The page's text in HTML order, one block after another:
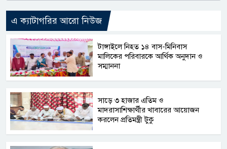
এ ক্যাটাগরির আরো নিউজ
টাঙ্গাইলে নিহত ১৪ বাস-মিনিবাস
মালিকের পরিবারকে আর্থিক অনুদান ও
সম্মাননা
সাড়ে ৩ হাজার এতিম ও
মাদরাসাশিক্ষার্থীর খাবারের আয়োজন
করলেন প্রতিমন্ত্রী টুকু